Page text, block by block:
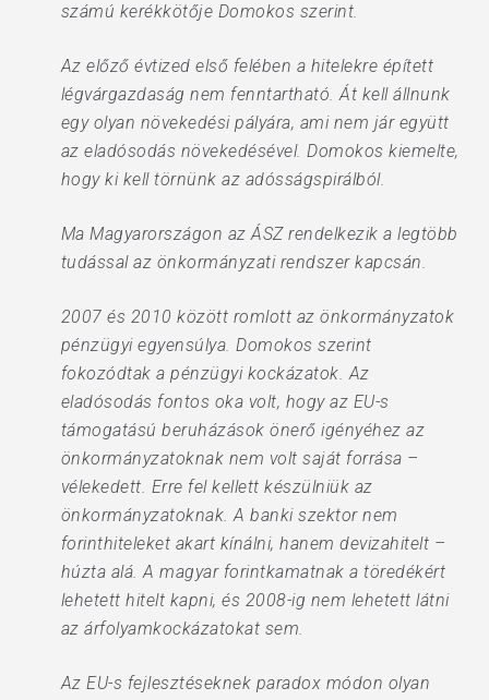
számú kerékkötője Domokos szerint.
Az előző évtized első felében a hitelekre épített
légvárgazdaság nem fenntartható. Át kell állnunk
egy olyan növekedési pályára, ami nem jár együtt
az eladósodás növekedésével. Domokos kiemelte,
hogy ki kell törnünk az adósságspirálból.
Ma Magyarországon az ÁSZ rendelkezik a legtöbb
tudással az önkormányzati rendszer kapcsán.
2007 és 2010 között romlott az önkormányzatok
pénzügyi egyensúlya. Domokos szerint
fokozódtak a pénzügyi kockázatok. Az
eladósodás fontos oka volt, hogy az EU-s
támogatású beruházások önerő igényéhez az
önkormányzatoknak nem volt saját forrása –
vélekedett. Erre fel kellett készülniük az
önkormányzatoknak. A banki szektor nem
forinthiteleket akart kínálni, hanem devizahitelt –
húzta alá. A magyar forintkamatnak a töredékért
lehetett hitelt kapni, és 2008-ig nem lehetett látni
az árfolyamkockázatokat sem.
Az EU-s fejlesztéseknek paradox módon olyan